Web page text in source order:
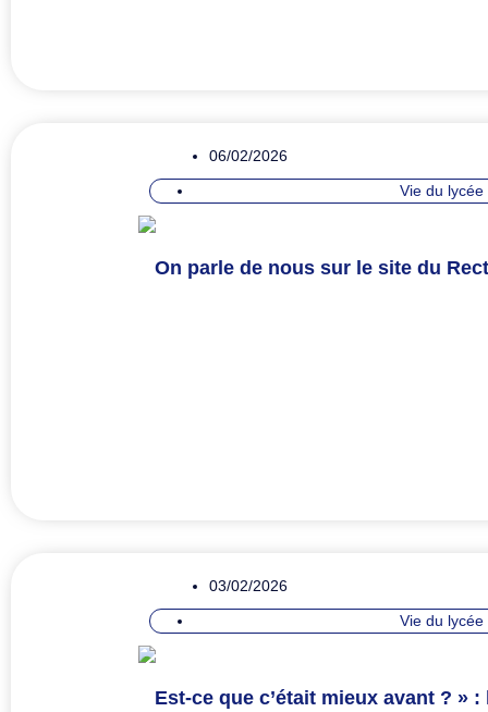
06/02/2026
Vie du lycée
On parle de nous sur le site du
03/02/2026
Vie du lycée
Est-ce que c’était mieux avant ? »